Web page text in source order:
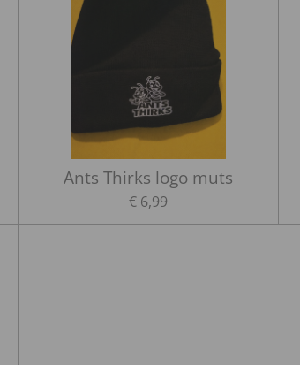
Ants Thirks logo muts
€ 6,99